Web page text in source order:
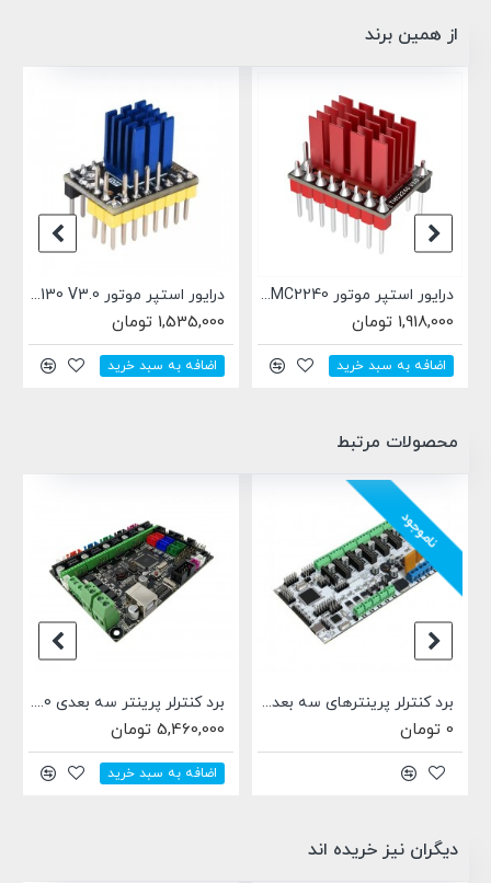
از همین برند
درایور استپر موتور BIGTREETECH TMC2240
1,918,000 تومان
اضافه به سبد خرید
درایور استپر موتور BTT TMC2130 V3.0
1,535,000 تومان
اضافه به سبد خرید
محصولات مرتبط
ناموجود
برد کنترلر پرینترهای سه بعدی RUMBA
0 تومان
برد کنترلر پرینتر سه بعدی MKS GEN-L V1.0
5,460,000 تومان
اضافه به سبد خرید
دیگران نیز خریده اند